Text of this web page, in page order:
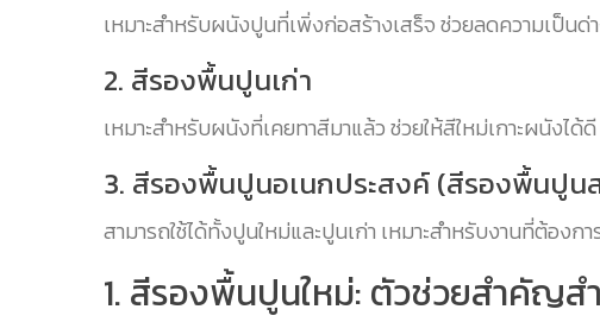
เหมาะสำหรับผนังปูนที่เพิ่งก่อสร้างเสร็จ ช่วยลดความเป็นด่
2. สีรองพื้นปูนเก่า
เหมาะสำหรับผนังที่เคยทาสีมาแล้ว ช่วยให้สีใหม่เกาะผนังไ
3. สีรองพื้นปูนอเนกประสงค์ (สีรองพื้นปูน
สามารถใช้ได้ทั้งปูนใหม่และปูนเก่า เหมาะสำหรับงานที่ต้องก
1. สีรองพื้นปูนใหม่: ตัวช่วยสำคัญ